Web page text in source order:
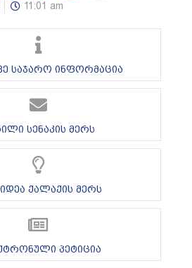
11:01 am
საჯარო ინფორმაცია
სენაკის მერს
იდეა ქალაქის მერს
პეტიცია